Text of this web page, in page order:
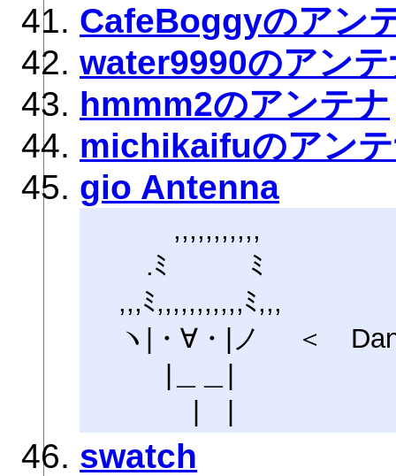
CafeBoggyのアン
water9990のアン
hmmm2のアンテナ
michikaifuのアン
gio Antenna
,,,,,,,,,,,
.ﾐ ﾐ
,,,ﾐ,,,,,,,,,,,ﾐ,,,
ヽ|・∀・|ノ ＜
swatch